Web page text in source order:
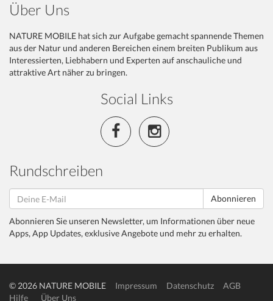
Über Uns
NATURE MOBILE hat sich zur Aufgabe gemacht spannende Themen
aus der Natur und anderen Bereichen einem breiten Publikum aus
Interessierten, Liebhabern und Experten auf anschauliche und
attraktive Art näher zu bringen.
Social Links
Rundschreiben
Abonnieren
Abonnieren Sie unseren Newsletter, um Informationen über neue
Apps, App Updates, exklusive Angebote und mehr zu erhalten.
© 2026 NATURE MOBILE Impressum Datenschutz
AGB
Hilfe
Über Uns